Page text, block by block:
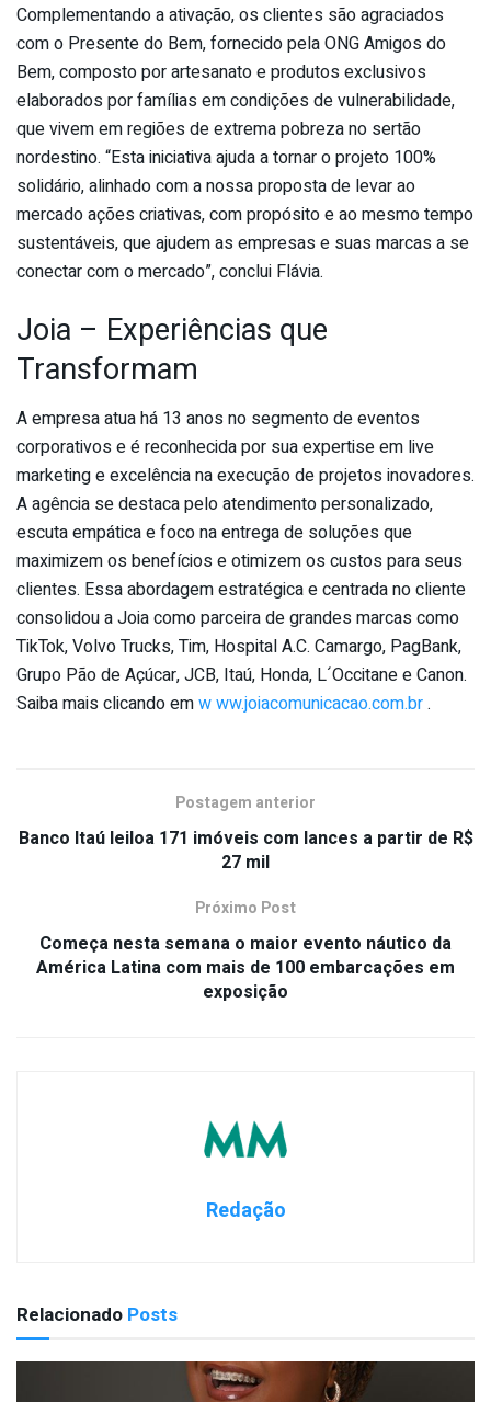
Complementando a ativação, os clientes são agraciados
com o Presente do Bem, fornecido pela ONG Amigos do
Bem, composto por artesanato e produtos exclusivos
elaborados por famílias em condições de vulnerabilidade,
que vivem em regiões de extrema pobreza no sertão
nordestino. “Esta iniciativa ajuda a tornar o projeto 100%
solidário, alinhado com a nossa proposta de levar ao
mercado ações criativas, com propósito e ao mesmo tempo
sustentáveis, que ajudem as empresas e suas marcas a se
conectar com o mercado”, conclui Flávia.
Joia – Experiências que
Transformam
A empresa atua há 13 anos no segmento de eventos
corporativos e é reconhecida por sua expertise em live
marketing e excelência na execução de projetos inovadores.
A agência se destaca pelo atendimento personalizado,
escuta empática e foco na entrega de soluções que
maximizem os benefícios e otimizem os custos para seus
clientes. Essa abordagem estratégica e centrada no cliente
consolidou a Joia como parceira de grandes marcas como
TikTok, Volvo Trucks, Tim, Hospital A.C. Camargo, PagBank,
Grupo Pão de Açúcar, JCB, Itaú, Honda, L´Occitane e Canon.
Saiba mais clicando emw ww.joiacomunicacao.com.br.
Postagem anterior
Banco Itaú leiloa 171 imóveis com lances a partir de R$
27 mil
Próximo Post
Começa nesta semana o maior evento náutico da
América Latina com mais de 100 embarcações em
exposição
Redação
Relacionado Posts